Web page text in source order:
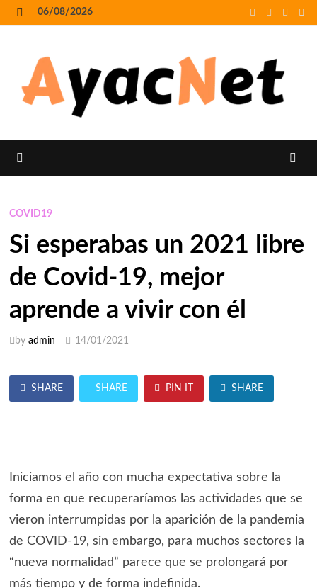
Skip
to
06/08/2026
COVID19
Si esperabas un 2021 libre
de Covid-19, mejor
aprende a vivir con él
by admin 14/01/2021
SHARE SHARE PIN IT SHARE
Iniciamos el año con mucha expectativa sobre la
forma en que recuperaríamos las actividades que se
vieron interrumpidas por la aparición de la pandemia
de COVID-19, sin embargo, para muchos sectores la
“nueva normalidad” parece que se prolongará por
más tiempo y de forma indefinida.